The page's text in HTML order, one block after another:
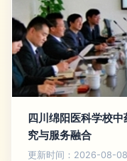
四川绵阳医科学校
究与服务融合
更新时间：2026-08-